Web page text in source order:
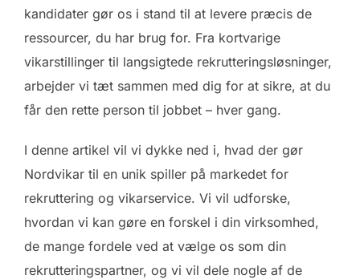
kandidater gør os i stand til at levere præcis de
ressourcer, du har brug for. Fra kortvarige
vikarstillinger til langsigtede rekrutteringsløsninger,
arbejder vi tæt sammen med dig for at sikre, at du
får den rette person til jobbet – hver gang.
I denne artikel vil vi dykke ned i, hvad der gør
Nordvikar til en unik spiller på markedet for
rekruttering og vikarservice. Vi vil udforske,
hvordan vi kan gøre en forskel i din virksomhed,
de mange fordele ved at vælge os som din
rekrutteringspartner, og vi vil dele nogle af de